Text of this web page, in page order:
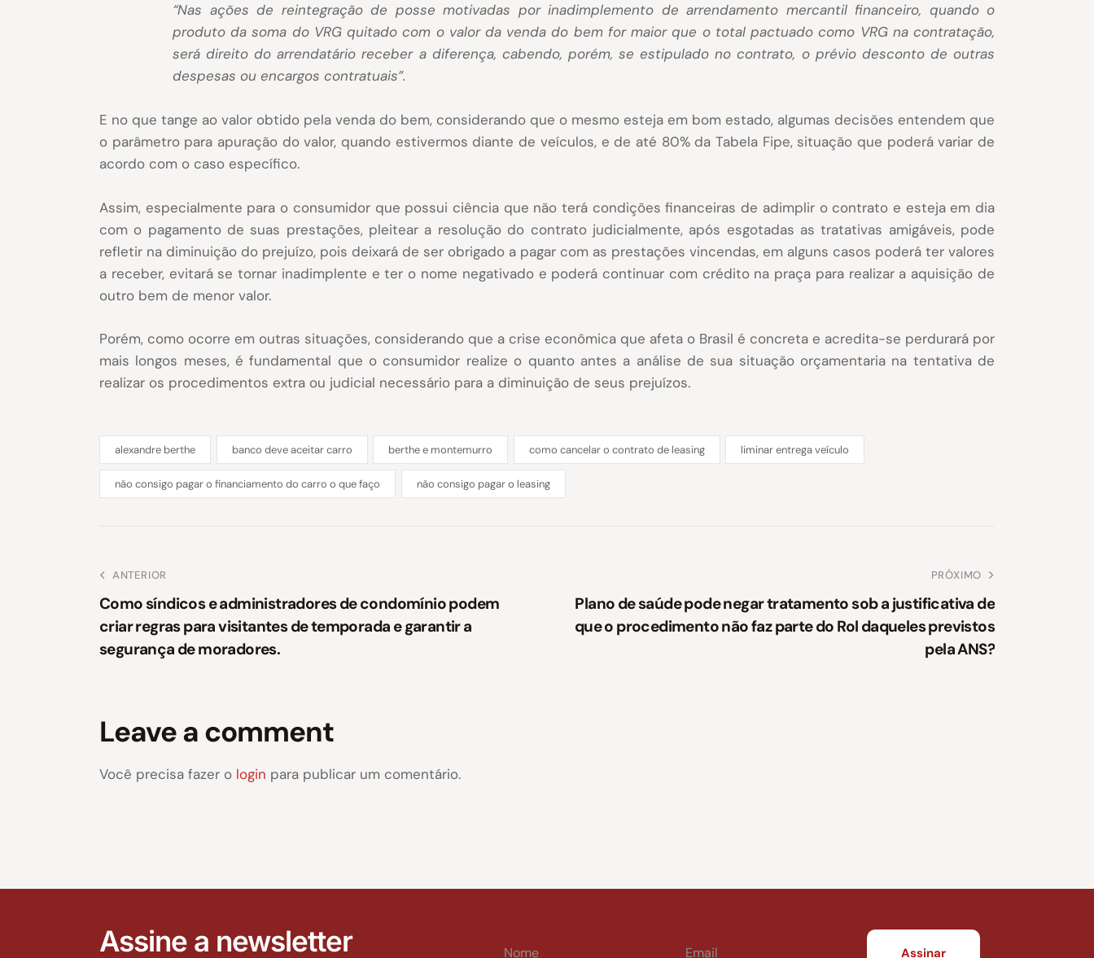
“Nas ações de reintegração de posse motivadas por inadimplemento de arrendamento mercantil financeiro, quando o
produto da soma do VRG quitado com o valor da venda do bem for maior que o total pactuado como VRG na contratação,
será direito do arrendatário receber a diferença, cabendo, porém, se estipulado no contrato, o prévio desconto de outras
despesas ou encargos contratuais”.
E no que tange ao valor obtido pela venda do bem, considerando que o mesmo esteja em bom estado, algumas decisões entendem que
o parâmetro para apuração do valor, quando estivermos diante de veículos, e de até 80% da Tabela Fipe, situação que poderá variar de
acordo com o caso específico.
Assim, especialmente para o consumidor que possui ciência que não terá condições financeiras de adimplir o contrato e esteja em dia
com o pagamento de suas prestações, pleitear a resolução do contrato judicialmente, após esgotadas as tratativas amigáveis, pode
refletir na diminuição do prejuízo, pois deixará de ser obrigado a pagar com as prestações vincendas, em alguns casos poderá ter valores
a receber, evitará se tornar inadimplente e ter o nome negativado e poderá continuar com crédito na praça para realizar a aquisição de
outro bem de menor valor.
Porém, como ocorre em outras situações, considerando que a crise econômica que afeta o Brasil é concreta e acredita-se perdurará por
mais longos meses, é fundamental que o consumidor realize o quanto antes a análise de sua situação orçamentaria na tentativa de
realizar os procedimentos extra ou judicial necessário para a diminuição de seus prejuízos.
alexandre berthe banco deve aceitar carro berthe e montemurro como cancelar o contrato de leasing liminar entrega veículo
não consigo pagar o financiamento do carro o que faço não consigo pagar o leasing
ANTERIOR
Como síndicos e administradores de condomínio podem
criar regras para visitantes de temporada e garantir a
segurança de moradores.
PRÓXIMO
Plano de saúde pode negar tratamento sob a justificativa de
que o procedimento não faz parte do Rol daqueles previstos
pela ANS?
Leave a comment
Você precisa fazer o login para publicar um comentário.
Assine a newsletter